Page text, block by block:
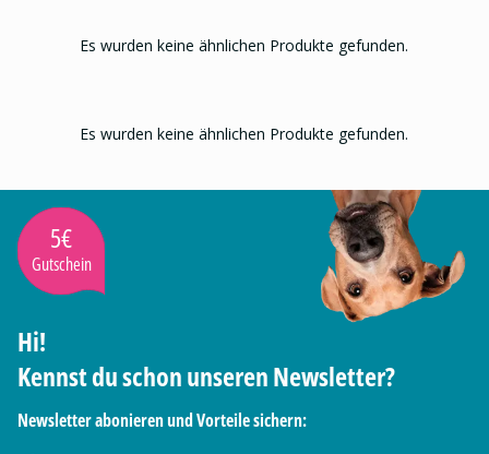
Es wurden keine ähnlichen Produkte gefunden.
Es wurden keine ähnlichen Produkte gefunden.
5€
Gutschein
Hi!
Kennst du schon unseren Newsletter?
Newsletter abonieren und Vorteile sichern: